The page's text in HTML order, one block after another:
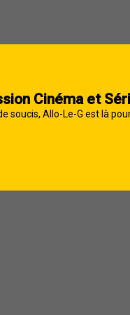
Cinéma et
soucis, Allo-Le-G est là